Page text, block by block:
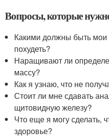
Вопросы, которые
Какими должны быть мои
похудеть?
Наращивают ли
массу?
Как я узнаю, что не
Стоит ли мне сдавать
щитовидную железу?
Что еще я могу сделать,
здоровье?